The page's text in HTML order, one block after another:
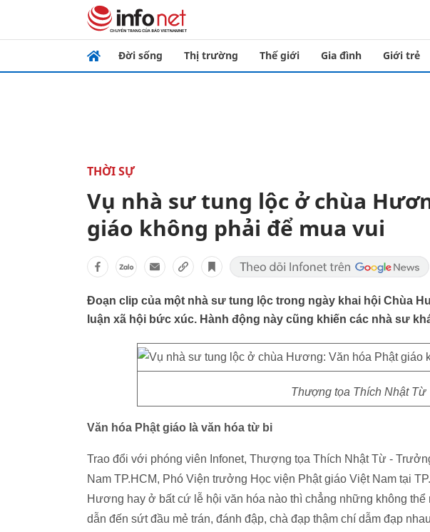
Đời sống Thị trường Thế giới Gia đình Giới trẻ
THỜI SỰ
Vụ nhà sư tung lộc ở chùa
giáo không phải để mua vui
Đoạn clip của một nhà sư tung lộc trong ngày khai hội Chùa
luận xã hội bức xúc. Hành động này cũng khiến các nhà sư
Thượng tọa Thích Nhật Từ
Văn hóa Phật giáo là văn hóa từ bi
Trao đổi với phóng viên Infonet, Thượng tọa Thích Nhật Từ -
Nam TP.HCM, Phó Viện trưởng Học viện Phật giáo Việt Nam tại
Hương hay ở bất cứ lễ hội văn hóa nào thì chẳng những không
dẫn đến sứt đầu mẻ trán, đánh đập, chà đạp thậm chí dẫm đạp